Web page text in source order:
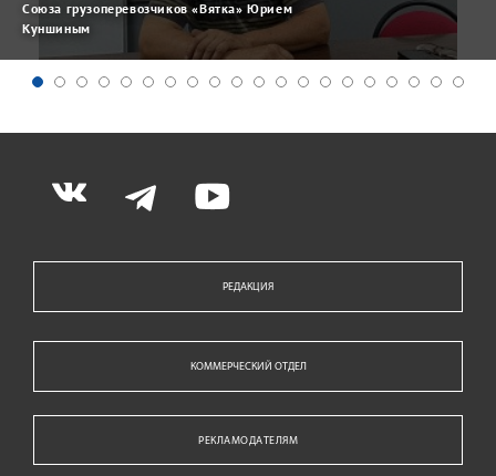
Союза грузоперевозчиков «Вятка» Юрием
Куншиным
РЕДАКЦИЯ
КОММЕРЧЕСКИЙ ОТДЕЛ
РЕКЛАМОДАТЕЛЯМ